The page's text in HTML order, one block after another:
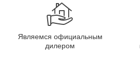
Являемся официальным
дилером